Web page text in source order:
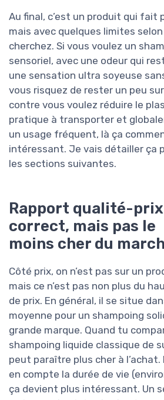
Au final, c’est un produit qui fait
mais avec quelques limites
cherchez. Si vous voulez un
sensoriel, avec une odeur qui
une sensation ultra soyeuse
vous risquez de rester un peu
contre vous voulez réduire le
pratique à transporter et
un usage fréquent, là ça
intéressant. Je vais détailler ça
les sections suivantes.
Rapport qualité-
correct, mais pas le
moins cher du
Côté prix, on n’est pas sur un
mais ce n’est pas non plus du
de prix. En général, il se situe
moyenne pour un shampoing
grande marque. Quand tu
shampoing liquide classique de
peut paraître plus cher à l’achat.
en compte la durée de vie
ça devient plus intéressant. Un